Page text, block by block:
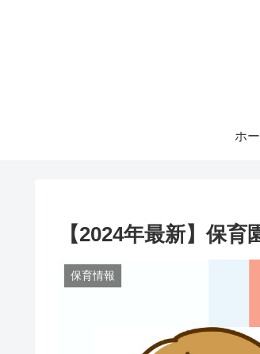
ホ
【2024年最新】保
保育情報